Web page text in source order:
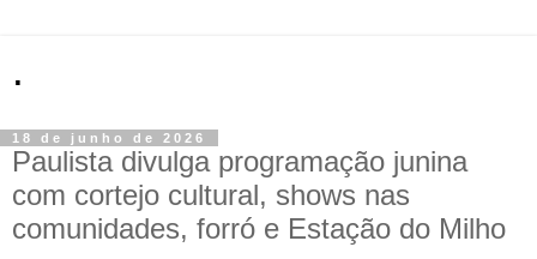
.
18 de junho de 2026
Paulista divulga programação junina
com cortejo cultural, shows nas
comunidades, forró e Estação do Milho